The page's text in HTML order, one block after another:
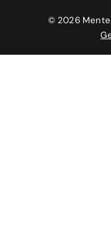
© 2026